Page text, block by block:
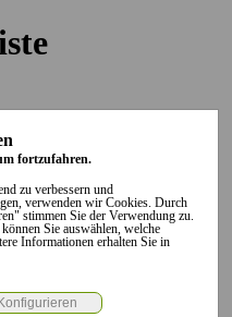
des Landkreises...
fortzufahren.
zu verbessern und
verwenden wir Cookies. Durch
stimmen Sie der Verwendung zu.
Sie auswählen, welche
Informationen erhalten Sie in